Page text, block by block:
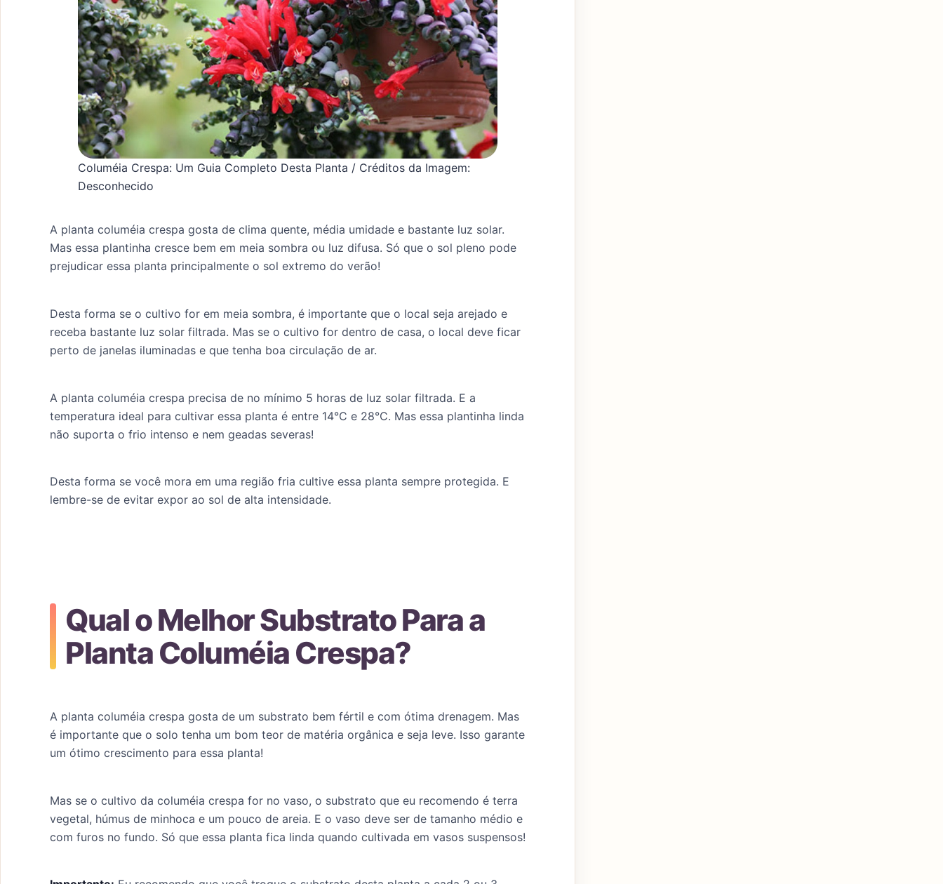
Columéia Crespa: Um Guia Completo Desta Planta / Créditos da Imagem:
Desconhecido
A planta columéia crespa gosta de clima quente, média umidade e bastante luz solar.
Mas essa plantinha cresce bem em meia sombra ou luz difusa. Só que o sol pleno pode
prejudicar essa planta principalmente o sol extremo do verão!
Desta forma se o cultivo for em meia sombra, é importante que o local seja arejado e
receba bastante luz solar filtrada. Mas se o cultivo for dentro de casa, o local deve ficar
perto de janelas iluminadas e que tenha boa circulação de ar.
A planta columéia crespa precisa de no mínimo 5 horas de luz solar filtrada. E a
temperatura ideal para cultivar essa planta é entre 14°C e 28°C. Mas essa plantinha linda
não suporta o frio intenso e nem geadas severas!
Desta forma se você mora em uma região fria cultive essa planta sempre protegida. E
lembre-se de evitar expor ao sol de alta intensidade.
Qual o Melhor Substrato Para a
Planta Columéia Crespa?
A planta columéia crespa gosta de um substrato bem fértil e com ótima drenagem. Mas
é importante que o solo tenha um bom teor de matéria orgânica e seja leve. Isso garante
um ótimo crescimento para essa planta!
Mas se o cultivo da columéia crespa for no vaso, o substrato que eu recomendo é terra
vegetal, húmus de minhoca e um pouco de areia. E o vaso deve ser de tamanho médio e
com furos no fundo. Só que essa planta fica linda quando cultivada em vasos suspensos!